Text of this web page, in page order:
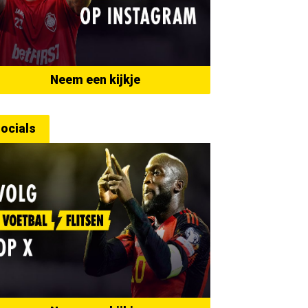
Neem een kijkje